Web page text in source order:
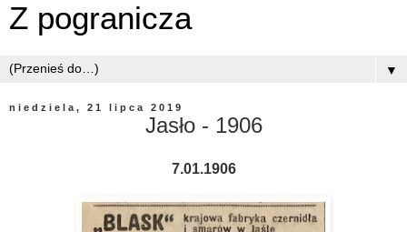
Z pogranicza
▼
niedziela, 21 lipca 2019
Jasło - 1906
7.01.1906